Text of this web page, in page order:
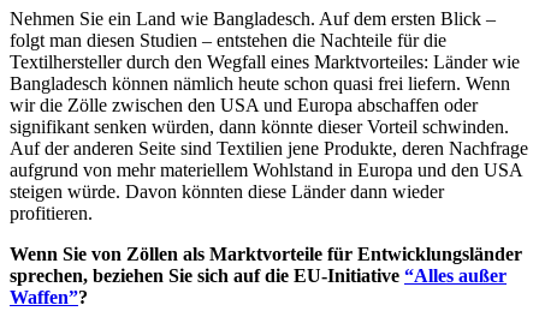
Nehmen Sie ein Land wie Bangladesch. Auf dem ersten Blick –
folgt man diesen Studien – entstehen die Nachteile für die
Textilhersteller durch den Wegfall eines Marktvorteiles: Länder wie
Bangladesch können nämlich heute schon quasi frei liefern. Wenn
wir die Zölle zwischen den USA und Europa abschaffen oder
signifikant senken würden, dann könnte dieser Vorteil schwinden.
Auf der anderen Seite sind Textilien jene Produkte, deren Nachfrage
aufgrund von mehr materiellem Wohlstand in Europa und den USA
steigen würde. Davon könnten diese Länder dann wieder
profitieren.
Wenn Sie von Zöllen als Marktvorteile für Entwicklungsländer
sprechen, beziehen Sie sich auf die EU-Initiative “Alles außer
Waffen”?